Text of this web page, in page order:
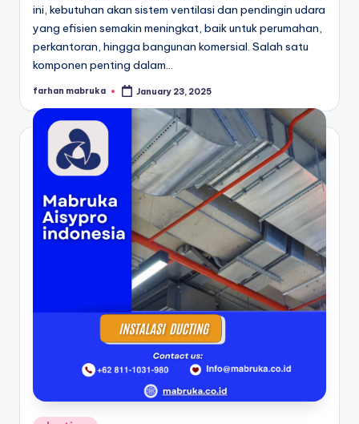
ini, kebutuhan akan sistem ventilasi dan pendingin udara
yang efisien semakin meningkat, baik untuk perumahan,
perkantoran, hingga bangunan komersial. Salah satu
komponen penting dalam…
Posted
farhan mabruka January 23, 2025